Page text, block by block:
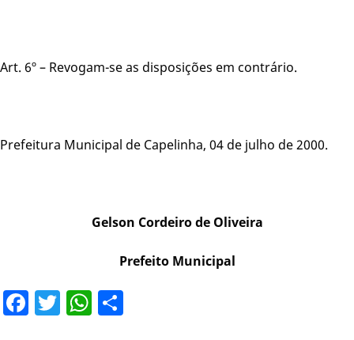
Art. 6º – Revogam-se as disposições em contrário.
Prefeitura Municipal de Capelinha, 04 de julho de 2000.
Gelson Cordeiro de Oliveira
Prefeito Municipal
Facebook
TwitterWhatsApp